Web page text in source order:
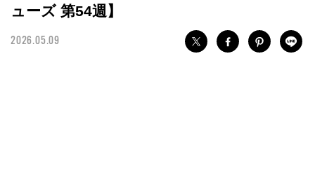
ューズ 第54週】
2026.05.09